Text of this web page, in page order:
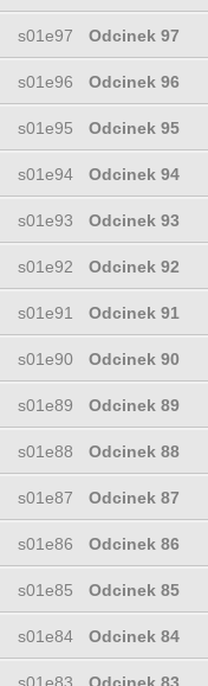
s01e97 Odcinek 97
s01e96 Odcinek 96
s01e95 Odcinek 95
s01e94 Odcinek 94
s01e93 Odcinek 93
s01e92 Odcinek 92
s01e91 Odcinek 91
s01e90 Odcinek 90
s01e89 Odcinek 89
s01e88 Odcinek 88
s01e87 Odcinek 87
s01e86 Odcinek 86
s01e85 Odcinek 85
s01e84 Odcinek 84